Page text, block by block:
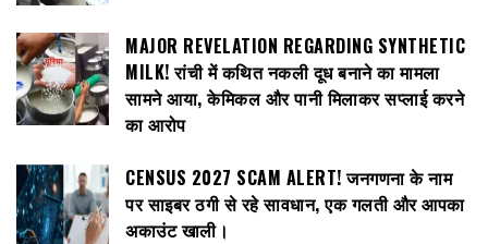
MAJOR REVELATION REGARDING SYNTHETIC
MILK! रांची में कथित नकली दूध बनाने का मामला
सामने आया, केमिकल और पानी मिलाकर सप्लाई करने
का आरोप
CENSUS 2027 SCAM ALERT! जनगणना के नाम
पर साइबर ठगी से रहे सावधान, एक गलती और आपका
अकाउंट खाली।